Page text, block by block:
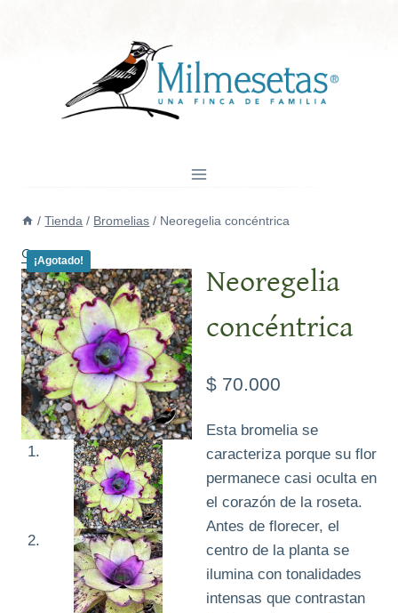
/ Tienda / Bromelias / Neoregelia concéntrica
🔍¡Agotado!
Neoregelia
concéntrica
$ 70.000
Esta bromelia se
caracteriza porque su flor
permanece casi oculta en
el corazón de la roseta.
Antes de florecer, el
centro de la planta se
ilumina con tonalidades
intensas que contrastan